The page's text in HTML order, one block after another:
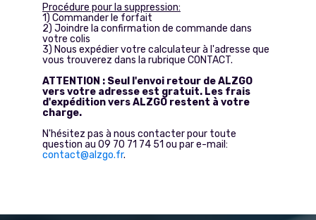
Procédure pour la suppression:
1) Commander le forfait
2) Joindre la confirmation de commande dans
votre colis
3) Nous expédier votre calculateur à l'adresse que
vous trouverez dans la rubrique CONTACT.
ATTENTION : Seul l'envoi retour de ALZGO
vers votre adresse est gratuit. Les frais
d'expédition vers ALZGO restent à votre
charge.
N'hésitez pas à nous contacter pour toute
question au 09 70 71 74 51 ou par e-mail:
contact@alzgo.fr.